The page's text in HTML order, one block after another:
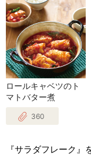
ロールキャベツのト
マトバター煮
360
『サラダフレーク』